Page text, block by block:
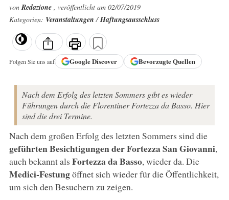
vonRedazione , veröffentlicht am 02/07/2019
Kategorien: Veranstaltungen/Haftungsausschluss
Folgen Sie uns auf GoogleDiscover Bevorzugte Quellen
Nach dem Erfolg des letzten Sommers gibt es wieder
Führungen durch die Florentiner Fortezza da Basso. Hier
sind die drei Termine.
Nach dem großen Erfolg des letzten Sommers sind die
geführten Besichtigungen derFortezza San Giovanni,
auch bekannt als Fortezza da Basso, wieder da. Die
Medici-Festungöffnet sich wieder für die Öffentlichkeit,
um sich den Besuchern zu zeigen.